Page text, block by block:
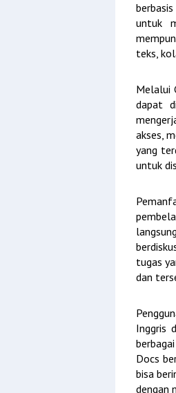
untuk
teks,
Melalui
dapat
akses,
yang
untuk
tugas
dan
Inggris
Docs
bisa
dengan